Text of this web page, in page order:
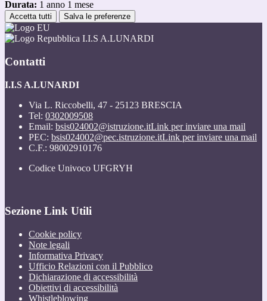
Durata: 1 anno 1 mese
Accetta tutti Salva le preferenze
I.I.S A.LUNARDI
Contatti
I.I.S A.LUNARDI
Via L. Riccobelli, 47 - 25123 BRESCIA
Tel: 0302009508
Email: bsis024002@istruzione.itLink per inviare una mail
PEC: bsis024002@pec.istruzione.itLink per inviare una mail
C.F.: 98002910176
Codice Univoco UFGRYH
Sezione Link Utili
Cookie policy
Note legali
Informativa Privacy
Ufficio Relazioni con il Pubblico
Dichiarazione di accessibilità
Obiettivi di accessibilità
Whistleblowing